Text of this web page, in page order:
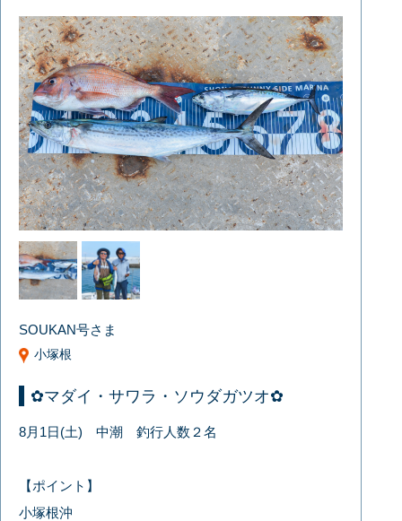
SOUKAN号さま
小塚根
✿マダイ・サワラ・ソウダガツオ✿
8月1日(土) 中潮 釣行人数２名
【ポイント】
小塚根沖